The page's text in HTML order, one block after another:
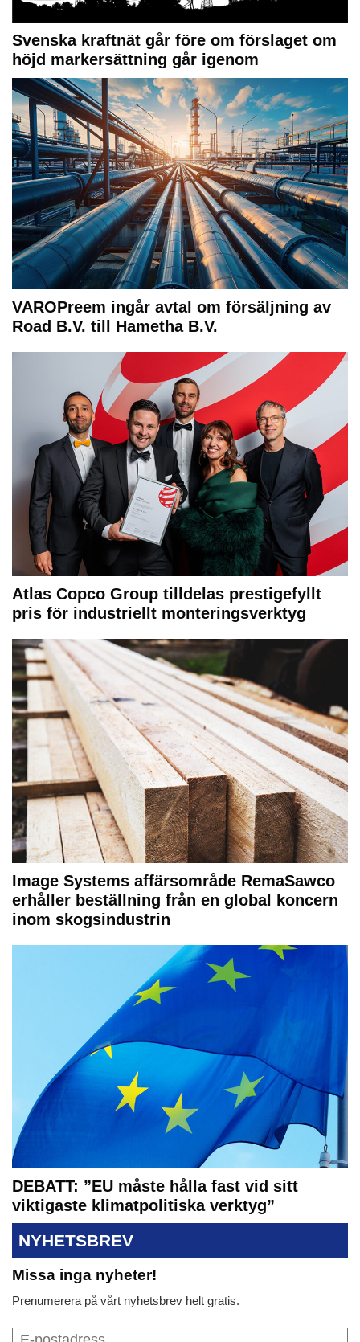
Svenska kraftnät går före om förslaget om
höjd markersättning går igenom
VAROPreem ingår avtal om försäljning av
Road B.V. till Hametha B.V.
Atlas Copco Group tilldelas prestigefyllt
pris för industriellt monteringsverktyg
Image Systems affärsområde RemaSawco
erhåller beställning från en global koncern
inom skogsindustrin
DEBATT: ”EU måste hålla fast vid sitt
viktigaste klimatpolitiska verktyg”
NYHETSBREV
Missa inga nyheter!
Prenumerera på vårt nyhetsbrev helt gratis.